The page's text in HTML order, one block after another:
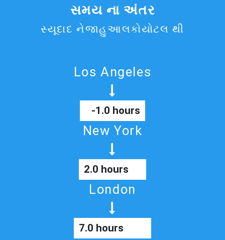
સમય ના અંતર
સ્યૂદાદ નેજાહુઆલકોયોટલ થી
Los Angeles
-1.0 hours
New York
2.0 hours
London
7.0 hours